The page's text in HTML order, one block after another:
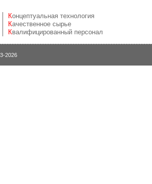
Концептуальная технология
Качественное сырье
Квалифицированный персонал
2026